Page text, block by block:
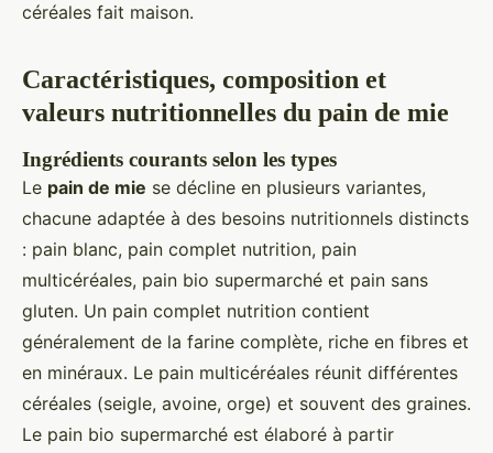
céréales fait maison.
Caractéristiques, composition et
valeurs nutritionnelles du pain de mie
Ingrédients courants selon les types
Le pain de mie se décline en plusieurs variantes,
chacune adaptée à des besoins nutritionnels distincts
: pain blanc, pain complet nutrition, pain
multicéréales, pain bio supermarché et pain sans
gluten. Un pain complet nutrition contient
généralement de la farine complète, riche en fibres et
en minéraux. Le pain multicéréales réunit différentes
céréales (seigle, avoine, orge) et souvent des graines.
Le pain bio supermarché est élaboré à partir